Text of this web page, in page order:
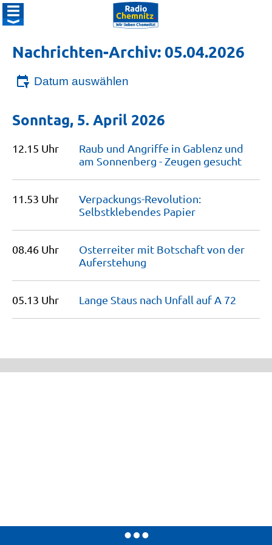
Nachrichten-Archiv: 05.04.2026
Datum auswählen
Sonntag, 5. April 2026
12.15 Uhr
Raub und Angriffe in Gablenz und
am Sonnenberg - Zeugen gesucht
11.53 Uhr
Verpackungs-Revolution:
Selbstklebendes Papier
08.46 Uhr
Osterreiter mit Botschaft von der
Auferstehung
05.13 Uhr Lange Staus nach Unfall auf A 72